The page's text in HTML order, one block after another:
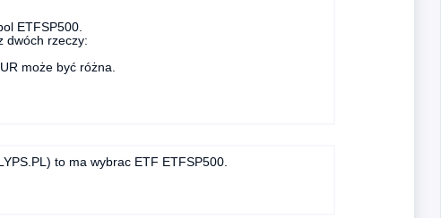
ETFSP500.
dwóch rzeczy:
może być różna.
to ma wybrac ETF ETFSP500.